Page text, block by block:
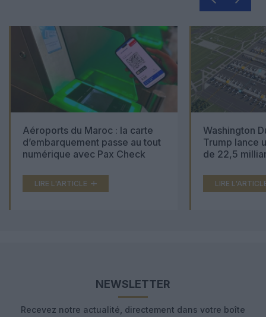
Aéroports du Maroc : la carte
d’embarquement passe au tout
numérique avec Pax Check
LIRE L'ARTICLE
Washington
Trump lance
de 22,5
LIRE
NEWSLETTER
Recevez notre actualité, directement dans votre boîte